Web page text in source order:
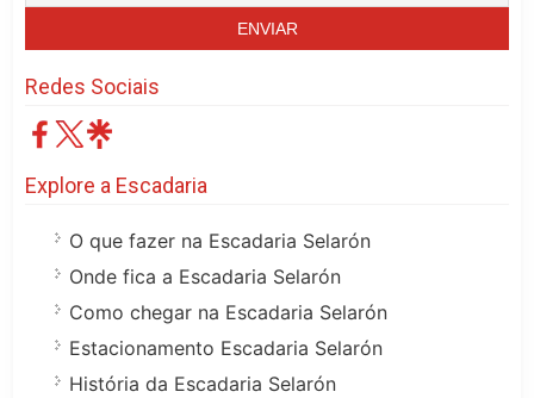
Redes Sociais
Explore a Escadaria
O que fazer na Escadaria Selarón
Onde fica a Escadaria Selarón
Como chegar na Escadaria Selarón
Estacionamento Escadaria Selarón
História da Escadaria Selarón